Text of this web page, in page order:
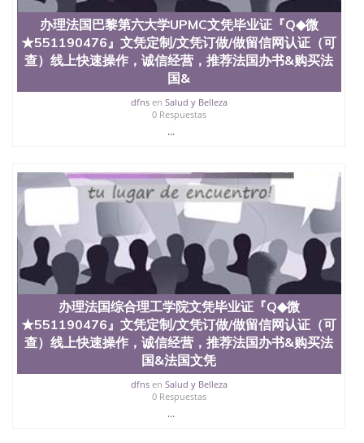
公司专业制作、办理、仿制、成绩单文凭、改成绩、
教育部学历学位认证、毕业证、成绩单、文凭、学历
文凭、假文凭假毕业证假学历书制作、假制作、办
理、仿制学位证书、毕业证文凭、文凭毕业证、毕业
证认证、留服认证、使馆认证、使馆证明、使馆留学
回国人员证明、留学生认证、学历认证、文凭认证学
位认证、留学生学历认证、留学生学位认证、英国文
University）圣何塞州立大学毕业证（San Jose State
University）圣何塞州立大学毕业证（San Jose State
University）圣何塞州立大学成绩单（San Jose State
University）圣何塞州立大学成绩单（ San Jose State
University）圣何塞州立大学成绩单（San Jose State
University）成绩单圣何塞州立大学文凭（San Jose
State University）圣何塞州立大学（San Jose State
University）圣何塞州立大学（San Jose State
University）圣何塞州立大学（ San Jose State
University）圣何塞州立大学（San Jose State
University）圣何塞州立大学文凭（San Jose State
University）圣何塞州立大学文凭（San Jose State
University）文凭圣何塞州立大学文凭（San Jose
State University）圣何塞州立大学学历（ San Jose
State University）圣何塞州立大学学历（San Jose
State University）圣何塞州立大学学历（San Jose
State University）圣 塞州立大学学历（San Jose
办理法国巴黎第六大学UPMC文凭毕业证『Q◆微
★551190476』文凭定制/文凭订做/做留信网认证（可
查）线上快速操作，诚信经营，推荐法国办书&购买法
国&
dfnsen Salud y Belleza
0 Respuestas
...
办理法国综合理工学院文凭毕业证『Q◆微
★551190476』文凭定制/文凭订做/做留信网认证（可
查）线上快速操作，诚信经营，推荐法国办书&购买法
国&法国文凭
dfnsen Salud y Belleza
0 Respuestas
...